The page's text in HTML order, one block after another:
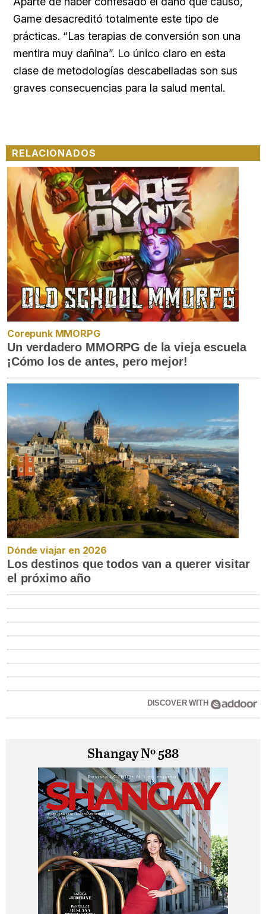
Game desacreditó totalmente este tipo de
prácticas. “Las terapias de conversión son una
mentira muy dañina”. Lo único claro en esta
clase de metodologías descabelladas son sus
graves consecuencias para la salud mental.
RELACIONADOS
Corepunk MMORPG
Un verdadero MMORPG de la vieja escuela
¡Cómo los de antes, pero mejor!
Dónde viajar en 2026
Los destinos que todos van a querer visitar
el próximo año
DISCOVER WITH
Shangay Nº 588